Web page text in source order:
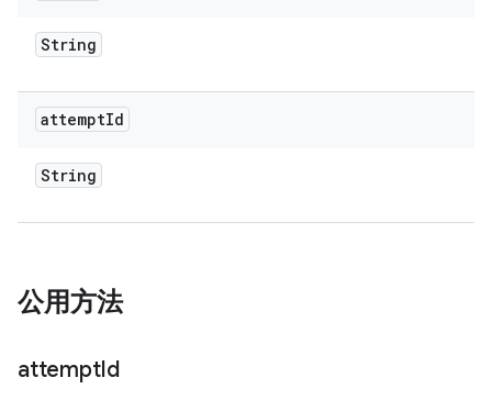
String
attemptId
String
公用方法
attemptId